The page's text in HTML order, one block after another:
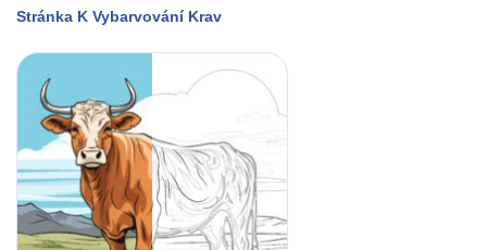
Stránka K Vybarvování Krav